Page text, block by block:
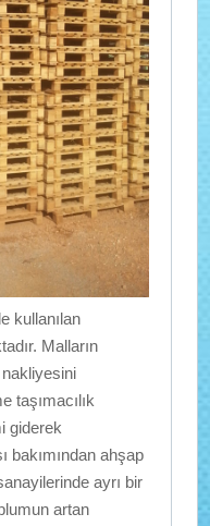
kullanılan
Malların
nakliyesini
taşımacılık
giderek
bakımından ahşap
ayrı bir
artan